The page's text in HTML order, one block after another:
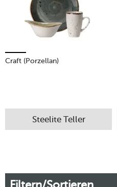
Craft (Porzellan)
Steelite Teller